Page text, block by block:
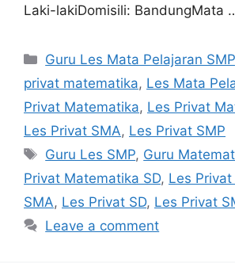
Laki-lakiDomisili: BandungMata
Categories
Guru Les Mata Pelajaran SMP
privat matematika, Les Mata
Privat Matematika, Les Privat
Les Privat SMA, Les Privat SMP
Tags
Guru Les SMP, Guru
Privat Matematika SD, Les
SMA, Les Privat SD, Les Privat
Leave a comment